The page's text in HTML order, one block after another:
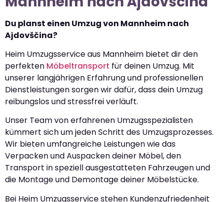
Du planst einen Umzug von Mannheim nach
Ajdovščina?
Heim Umzugsservice aus Mannheim bietet dir den
perfekten Möbeltransport für deinen Umzug. Mit
unserer langjährigen Erfahrung und professionellen
Dienstleistungen sorgen wir dafür, dass dein Umzug
reibungslos und stressfrei verläuft.
Unser Team von erfahrenen Umzugsspezialisten
kümmert sich um jeden Schritt des Umzugsprozesses.
Wir bieten umfangreiche Leistungen wie das
Verpacken und Auspacken deiner Möbel, den
Transport in speziell ausgestatteten Fahrzeugen und
die Montage und Demontage deiner Möbelstücke.
Bei Heim Umzugsservice stehen Kundenzufriedenheit